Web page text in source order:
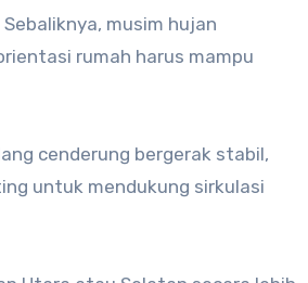
musim hujan
rumah harus mampu
cenderung bergerak stabil,
untuk mendukung sirkulasi